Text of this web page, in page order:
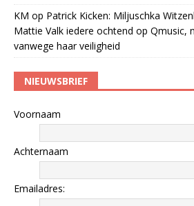
KM op Patrick Kicken: Miljuschka
Mattie Valk iedere ochtend op Qmusic,
vanwege haar veiligheid
NIEUWSBRIEF
Voornaam
Achternaam
Emailadres: